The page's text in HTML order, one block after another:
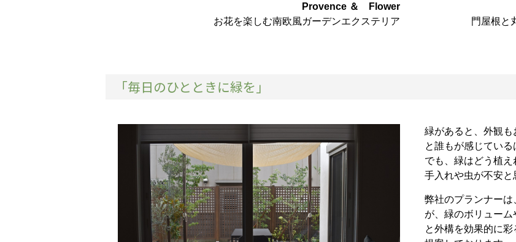
Provence ＆ Flower
お花を楽しむ南欧風ガーデンエクステリア
門屋根と
「毎日のひとときに緑を」
緑があると、外観
と誰もが感じている
でも、緑はどう植え
手入れや虫が不安と
弊社のプランナー
が、緑のボリュー
と外構を効果的に